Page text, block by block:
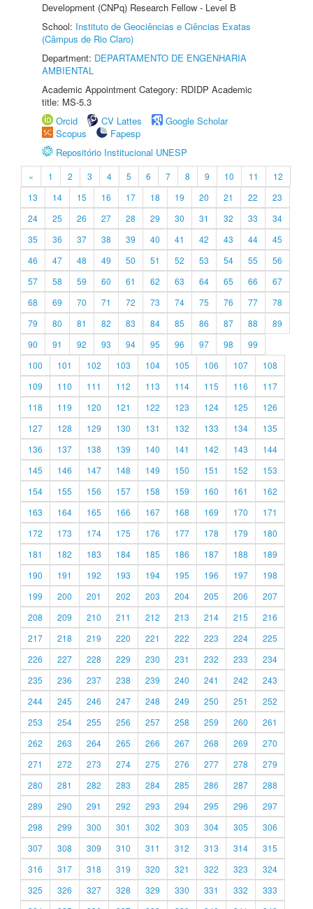
Development (CNPq) Research Fellow - Level B
School: Instituto de Geociências e Ciências Exatas
(Câmpus de Rio Claro)
Department: DEPARTAMENTO DE ENGENHARIA
AMBIENTAL
Academic Appointment Category: RDIDP Academic
title: MS-5.3
Orcid
CV Lattes
Google Scholar
Scopus
Fapesp
Repositório Institucional UNESP
« 1 2 3 4 5 6 7 8 9 10 11
12
13
14 15 16 17 18 19 20 21 22
23
24
25 26 27 28 29 30 31 32 33
34
35
36 37 38 39 40 41 42 43 44
45
46
47 48 49 50 51 52 53 54 55
56
57
58 59 60 61 62 63 64 65 66
67
68
69 70 71 72 73 74 75 76 77
78
79
80 81 82 83 84 85 86 87 88
89
90
91 92 93 94 95 96 97 98
99
100
101 102 103 104 105 106 107
108
109
110 111 112 113 114 115 116
117
118
119 120 121 122 123 124 125
126
127
128 129 130 131 132 133 134
135
136
137 138 139 140 141 142 143
144
145
146 147 148 149 150 151 152
153
154
155 156 157 158 159 160 161
162
163
164 165 166 167 168 169 170
171
172
173 174 175 176 177 178 179
180
181
182 183 184 185 186 187 188
189
190
191 192 193 194 195 196 197
198
199
200 201 202 203 204 205 206
207
208
209 210 211 212 213 214 215
216
217
218 219 220 221 222 223 224
225
226
227 228 229 230 231 232 233
234
235
236 237 238 239 240 241 242
243
244
245 246 247 248 249 250 251
252
253
254 255 256 257 258 259 260
261
262
263 264 265 266 267 268 269
270
271
272 273 274 275 276 277 278
279
280
281 282 283 284 285 286 287
288
289
290 291 292 293 294 295 296
297
298
299 300 301 302 303 304 305
306
307
308 309 310 311 312 313 314
315
316
317 318 319 320 321 322 323
324
325
326 327 328 329 330 331 332
333